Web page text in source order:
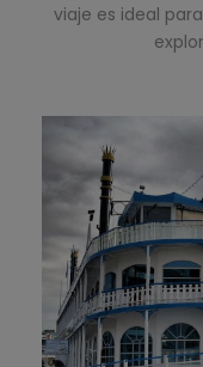
viaje es ideal